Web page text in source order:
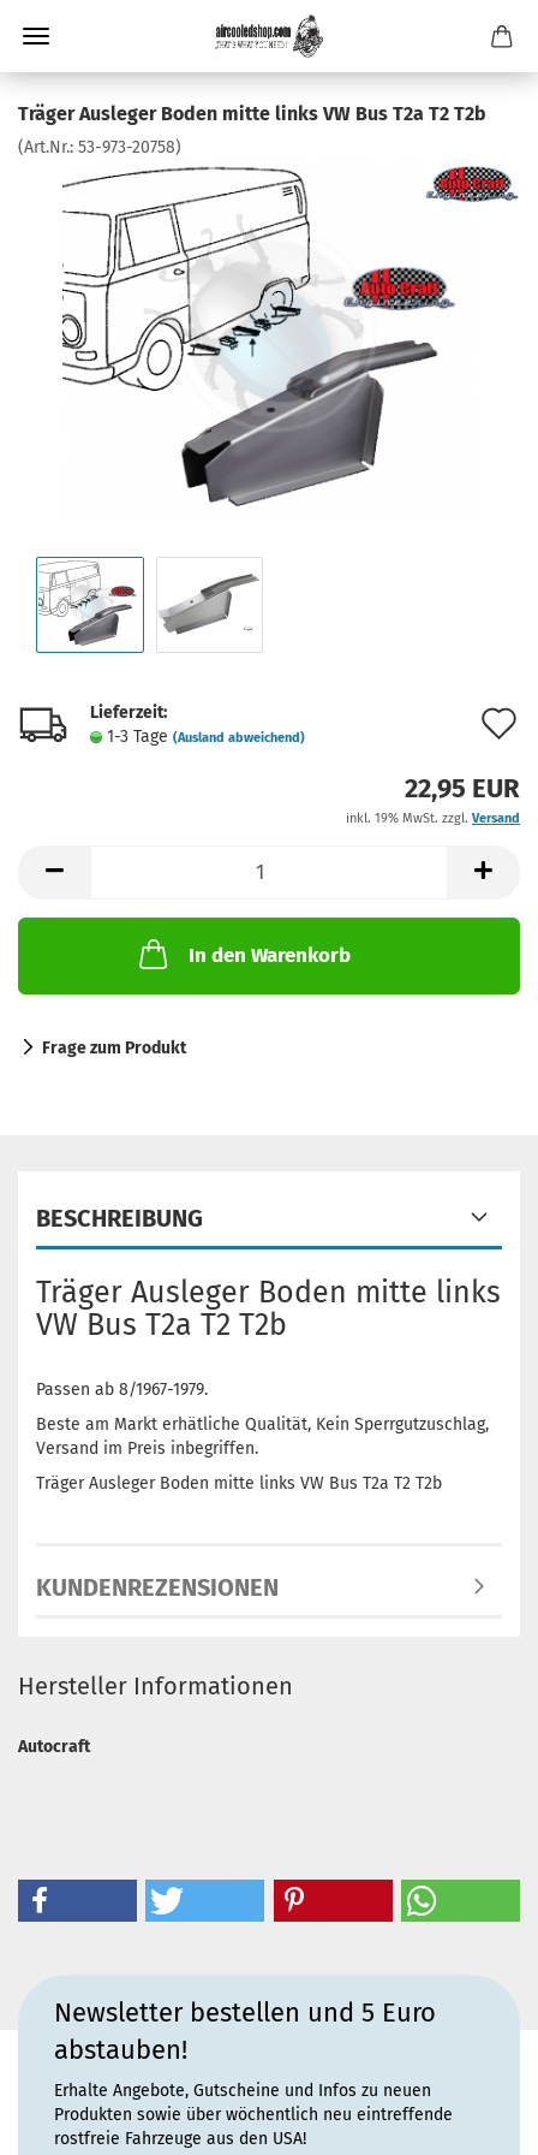
Träger Ausleger Boden mitte links VW Bus T2a T2 T2b
(Art.Nr.: 53-973-20758)
Lieferzeit:
1-3 Tage (Ausland abweichend)
22,95 EUR
inkl. 19% MwSt. zzgl. Versand
In den Warenkorb
Frage zum Produkt
BESCHREIBUNG
Träger Ausleger Boden mitte links
VW Bus T2a T2 T2b
Passen ab 8/1967-1979.
Beste am Markt erhätliche Qualität, Kein Sperrgutzuschlag,
Versand im Preis inbegriffen.
Träger Ausleger Boden mitte links VW Bus T2a T2 T2b
KUNDENREZENSIONEN
Hersteller Informationen
Autocraft
Newsletter bestellen und 5 Euro
abstauben!
Erhalte Angebote, Gutscheine und Infos zu neuen
Produkten sowie über wöchentlich neu eintreffende
rostfreie Fahrzeuge aus den USA!